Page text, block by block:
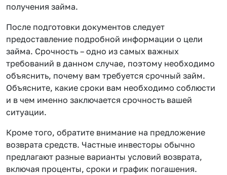
получения займа.
После подготовки документов следует
предоставление подробной информации о цели
займа. Срочность – одно из самых важных
требований в данном случае, поэтому необходимо
объяснить, почему вам требуется срочный займ.
Объясните, какие сроки вам необходимо соблюсти
и в чем именно заключается срочность вашей
ситуации.
Кроме того, обратите внимание на предложение
возврата средств. Частные инвесторы обычно
предлагают разные варианты условий возврата,
включая проценты, сроки и график погашения.